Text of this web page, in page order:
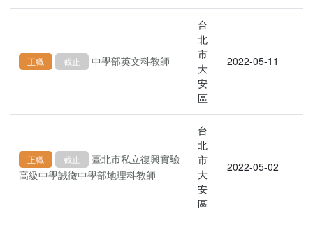
正職 截止 中學部英文科教師
台
北
市
大
安
區
2022-05-11
正職 截止
臺北市私立復興實驗
高級中學誠徵中學部地理科教師
台
北
市
大
安
區
2022-05-02